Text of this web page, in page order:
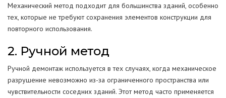
Механический метод подходит для большинства зданий, особенно
тех, которые не требуют сохранения элементов конструкции для
повторного использования.
2. Ручной метод
Ручной демонтаж используется в тех случаях, когда механическое
разрушение невозможно из-за ограниченного пространства или
чувствительности соседних зданий. Этот метод часто применяется